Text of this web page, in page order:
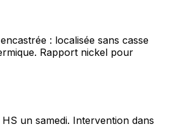
: localisée sans casse
Rapport nickel pour
un samedi. Intervention dans